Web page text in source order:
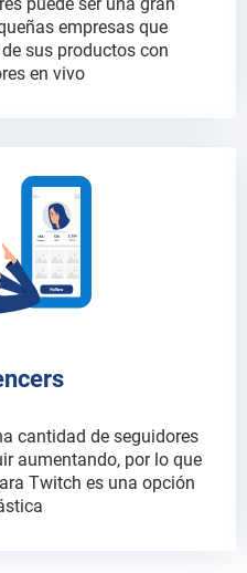
empresas que
sus productos con
en vivo
cantidad de seguidores
aumentando, por lo que
Twitch es una opción